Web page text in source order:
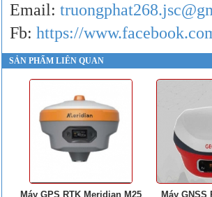
Email:
Fb: https://
SẢN PHẨM LIÊN QUAN
Máy GPS RTK Meridian M25 Máy GNSS